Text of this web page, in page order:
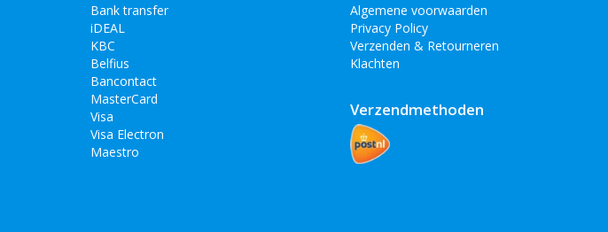
Bank transfer
iDEAL
KBC
Belfius
Bancontact
MasterCard
Visa
Visa Electron
Maestro
Algemene voorwaarden
Privacy Policy
Verzenden & Retourneren
Klachten
Verzendmethoden